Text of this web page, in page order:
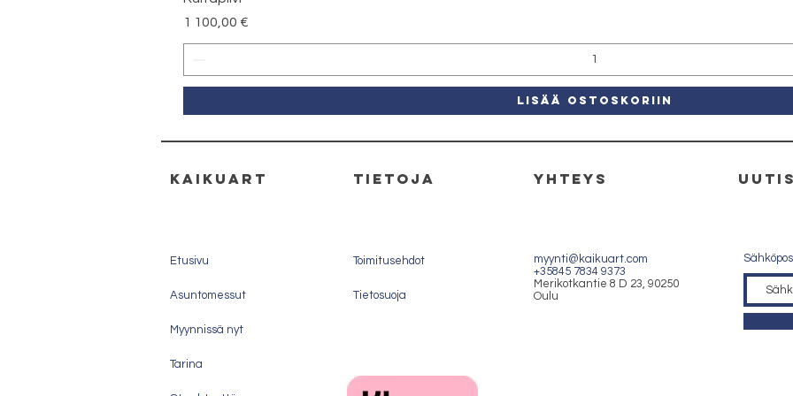
Hinta
1 100,00 €
LISÄÄ OSTOSKORIIN
kaikuart
Etusivu
Asuntomessut
Myynnissä nyt
Tarina
tietoja
Toimitusehdot
Tietosuoja
yhteys
myynti@kaikuart.com
+35845 7834 9373
Merikotkantie 8 D 23, 90250
Oulu